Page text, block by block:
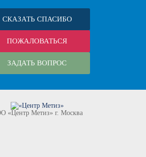
СКАЗАТЬ СПАСИБО
ПОЖАЛОВАТЬСЯ
ЗАДАТЬ ВОПРОС
«Центр Метиз» г. Москва